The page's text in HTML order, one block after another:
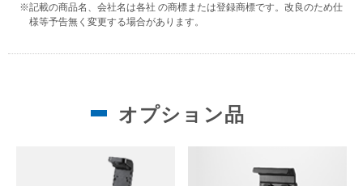
※記載の商品名、会社名は各社 の商標または登録商標です。改良のため仕
様等予告無く変更する場合があります。
オプション品